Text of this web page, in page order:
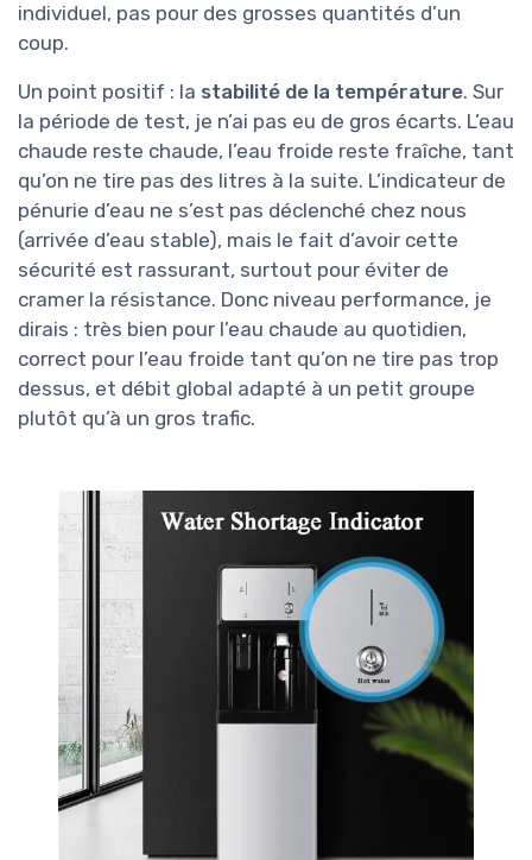
individuel, pas pour des grosses quantités d’un
coup.
Un point positif : la stabilité de la température. Sur
la période de test, je n’ai pas eu de gros écarts. L’eau
chaude reste chaude, l’eau froide reste fraîche, tant
qu’on ne tire pas des litres à la suite. L’indicateur de
pénurie d’eau ne s’est pas déclenché chez nous
(arrivée d’eau stable), mais le fait d’avoir cette
sécurité est rassurant, surtout pour éviter de
cramer la résistance. Donc niveau performance, je
dirais : très bien pour l’eau chaude au quotidien,
correct pour l’eau froide tant qu’on ne tire pas trop
dessus, et débit global adapté à un petit groupe
plutôt qu’à un gros trafic.